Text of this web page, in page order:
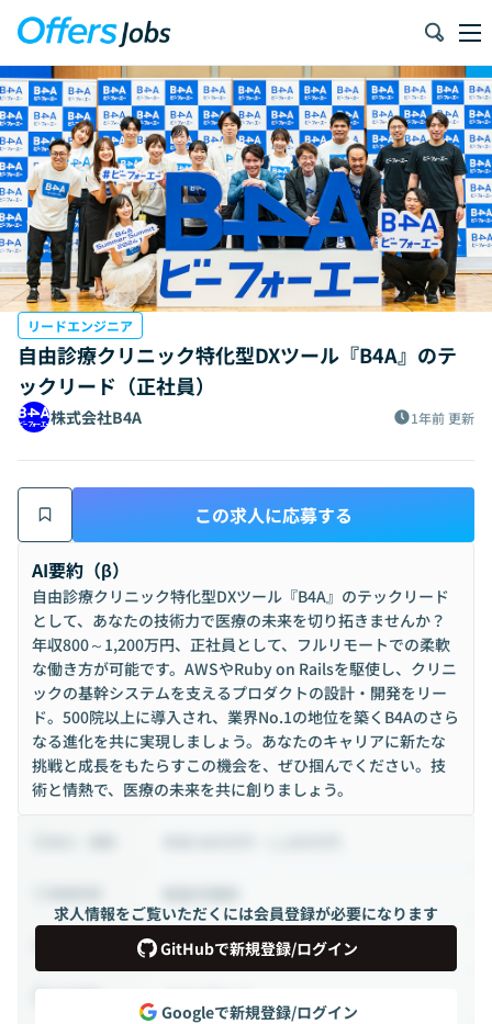
リードエンジニア
自由診療クリニック特化型DXツール『B4A』のテ
ックリード（正社員）
株式会社B4A 1年前 更新
この求人に応募する
AI要約（β）
自由診療クリニック特化型DXツール『B4A』のテックリード
として、あなたの技術力で医療の未来を切り拓きませんか？
年収800～1,200万円、正社員として、フルリモートでの柔軟
な働き方が可能です。AWSやRuby on Railsを駆使し、クリニ
ックの基幹システムを支えるプロダクトの設計・開発をリー
ド。500院以上に導入され、業界No.1の地位を築くB4Aのさら
なる進化を共に実現しましょう。あなたのキャリアに新たな
挑戦と成長をもたらすこの機会を、ぜひ掴んでください。技
術と情熱で、医療の未来を共に創りましょう。
求人情報をご覧いただくには会員登録が必要になります
GitHubで新規登録/ログイン
Googleで新規登録/ログイン
正社員